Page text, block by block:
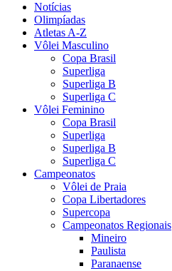
Notícias
Olimpíadas
Atletas A-Z
Vôlei Masculino
Copa Brasil
Superliga
Superliga B
Superliga C
Vôlei Feminino
Copa Brasil
Superliga
Superliga B
Superliga C
Campeonatos
Vôlei de Praia
Copa Libertadores
Supercopa
Campeonatos Regionais
Mineiro
Paulista
Paranaense